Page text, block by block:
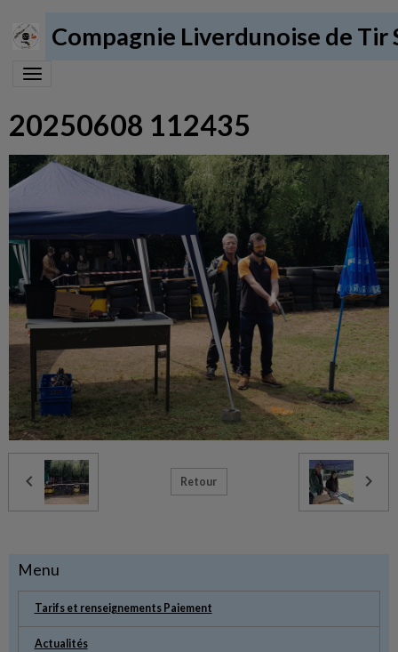
Compagnie Liverdunoise de
20250608 112435
Retour
Menu
Tarifs et renseignements Paiement
Actualités